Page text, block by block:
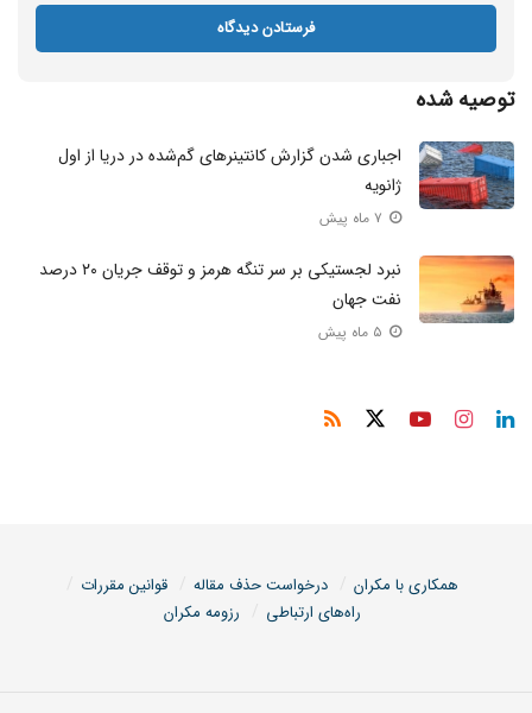
توصیه شده
اجباری شدن گزارش کانتینر‌های گم‌شده در دریا از اول
ژانویه
نبرد لجستیکی بر سر تنگه هرمز و توقف جریان ۲۰ درصد
نفت جهان
همکاری با مکران درخواست حذف مقاله
قوانین مقررات
راه‌های ارتباطی
رزومه مکران